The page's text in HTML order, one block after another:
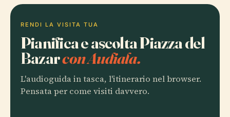
RENDI LA VISITA TUA
Pianifica e ascolta Piazza del
Bazarcon Audiala.
L'audioguida in tasca, l'itinerario nel browser.
Pensata per come visiti davvero.